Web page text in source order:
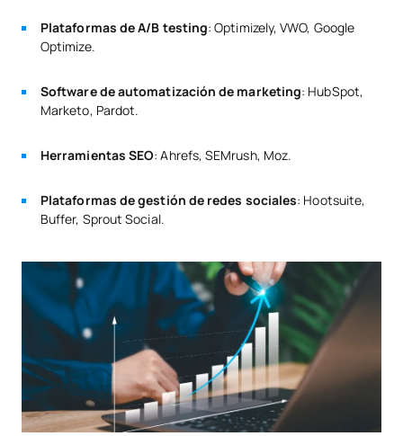
Plataformas de A/B testing: Optimizely, VWO, Google
Optimize.
Software de automatización de marketing: HubSpot,
Marketo, Pardot.
Herramientas SEO: Ahrefs, SEMrush, Moz.
Plataformas de gestión de redes sociales: Hootsuite,
Buffer, Sprout Social.